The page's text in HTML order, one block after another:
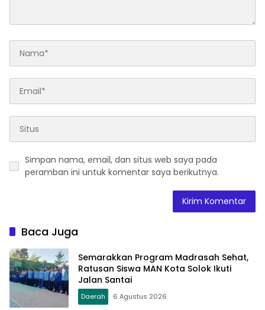
Simpan nama, email, dan situs web saya pada
peramban ini untuk komentar saya berikutnya.
Baca Juga
Semarakkan Program Madrasah Sehat,
Ratusan Siswa MAN Kota Solok Ikuti
Jalan Santai
Daerah 6 Agustus 2026